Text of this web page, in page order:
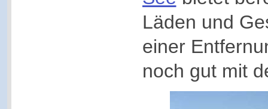
Läden und
einer
noch gut mit